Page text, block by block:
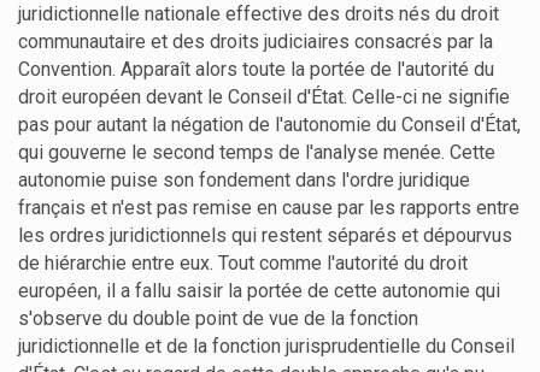
juridictionnelle nationale effective des droits nés du droit
communautaire et des droits judiciaires consacrés par la
Convention. Apparaît alors toute la portée de l'autorité du
droit européen devant le Conseil d'État. Celle-ci ne signifie
pas pour autant la négation de l'autonomie du Conseil d'État,
qui gouverne le second temps de l'analyse menée. Cette
autonomie puise son fondement dans l'ordre juridique
français et n'est pas remise en cause par les rapports entre
les ordres juridictionnels qui restent séparés et dépourvus
de hiérarchie entre eux. Tout comme l'autorité du droit
européen, il a fallu saisir la portée de cette autonomie qui
s'observe du double point de vue de la fonction
juridictionnelle et de la fonction jurisprudentielle du Conseil